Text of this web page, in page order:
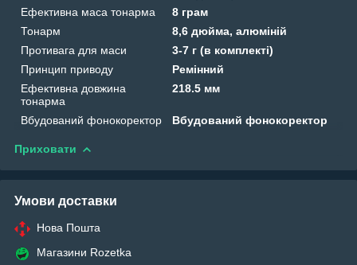
Ефективна маса тонарма
8 грам
Тонарм
8,6 дюйма, алюміній
Противага для маси
3-7 г (в комплекті)
Принцип приводу
Ремінний
Ефективна довжина
тонарма
218.5 мм
Вбудований фонокоректор Вбудований фонокоректор
Приховати
Умови доставки
Нова Пошта
Магазини Rozetka